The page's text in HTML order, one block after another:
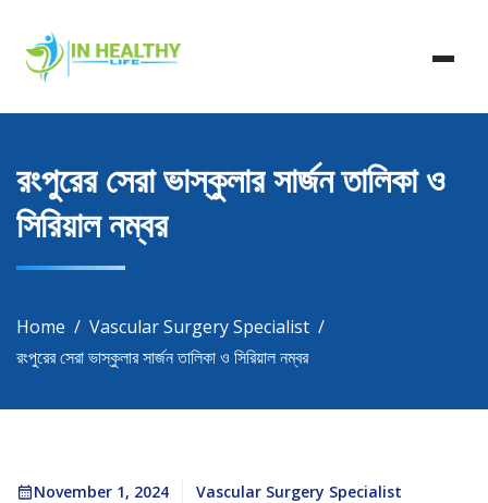
content
In Healthy Life
In Healthy Life, Healthy Life, Health Life, Doctor List,
Doctor Listing
রংপুরের সেরা ভাস্কুলার সার্জন তালিকা ও
সিরিয়াল নম্বর
Home
Vascular Surgery Specialist
রংপুরের সেরা ভাস্কুলার সার্জন তালিকা ও সিরিয়াল নম্বর
November 1, 2024 Vascular Surgery Specialist